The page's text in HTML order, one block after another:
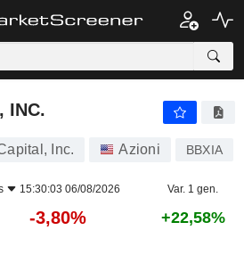
INC.
Inc. Azioni BBXIA
15:30:03 06/08/2026 Var. 1 gen.
-3,80% +22,58%